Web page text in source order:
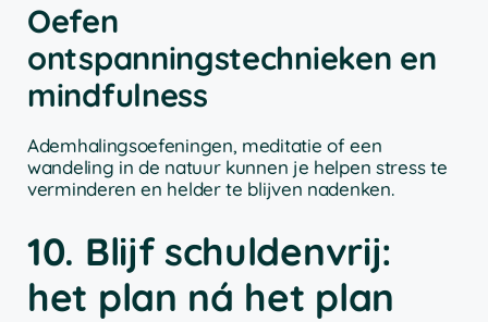
Oefen
ontspanningstechnieken en
mindfulness
Ademhalingsoefeningen, meditatie of een
wandeling in de natuur kunnen je helpen stress te
verminderen en helder te blijven nadenken.
10. Blijf schuldenvrij:
het plan ná het plan